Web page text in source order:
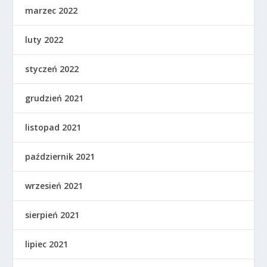
marzec 2022
luty 2022
styczeń 2022
grudzień 2021
listopad 2021
październik 2021
wrzesień 2021
sierpień 2021
lipiec 2021